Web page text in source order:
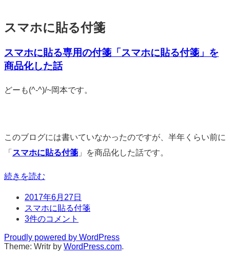
スマホに貼る付箋
スマホに貼る専用の付箋「スマホに貼る付箋」を
商品化した話
標
どーも(^-^)/~岡本です。
このブログには書いていなかったのですが、半年くらい前に
「 スマホに貼る付箋 」を商品化した話です。
続きを読む
日
時
2017年6月27日
タ
グ
スマホに貼る付箋
コ
ン
ト
3件のコメント
Proudly powered by WordPress
Theme: Writr by WordPress.com.